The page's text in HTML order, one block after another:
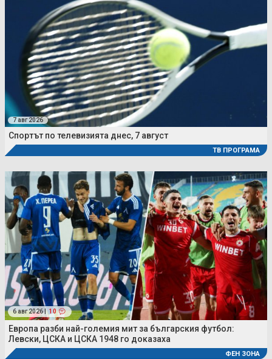
7 авг 2026
Спортът по телевизията днес, 7 август
ТВ ПРОГРАМА
6 авг 2026 | 10
Европа разби най-големия мит за българския футбол:
Левски, ЦСКА и ЦСКА 1948 го доказаха
ФЕН ЗОНА